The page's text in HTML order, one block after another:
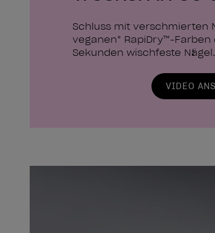
Schluss mit verschmierten
veganen* RapiDry™-Farben
Sekunden wischfeste Nägel.
VIDEO